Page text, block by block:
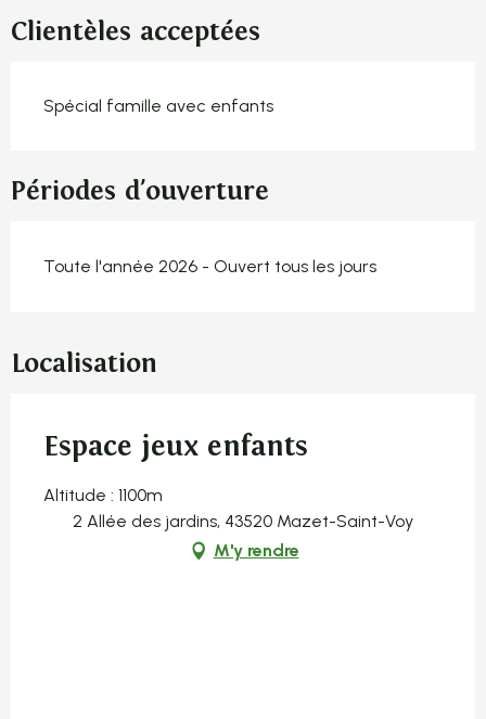
Clientèles acceptées
Spécial famille avec enfants
Périodes d'ouverture
Toute l'année 2026 - Ouvert tous les jours
Localisation
Espace jeux enfants
Altitude : 1100m
2 Allée des jardins, 43520 Mazet-Saint-Voy
M'y rendre